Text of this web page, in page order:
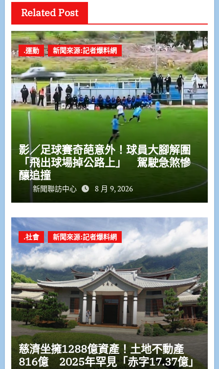
Related Post
.運動 新聞來源:記者爆料網
影／足球賽奇葩意外！球員大腳解圍
「飛出球場掉公路上」 駕駛急煞慘
釀追撞
新聞聯訪中心 8 月 9, 2026
.社會 新聞來源:記者爆料網
慈濟坐擁1288億資產！土地不動產
816億 2025年罕見「赤字17.37億」